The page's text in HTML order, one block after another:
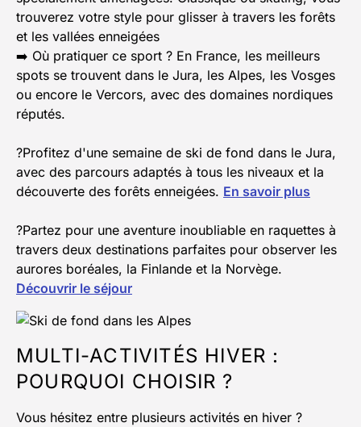
trouverez votre style pour glisser à travers les forêts
et les vallées enneigées
➡️ Où pratiquer ce sport ? En France, les meilleurs
spots se trouvent dans le Jura, les Alpes, les Vosges
ou encore le Vercors, avec des domaines nordiques
réputés.
?Profitez d'une semaine de ski de fond dans le Jura,
avec des parcours adaptés à tous les niveaux et la
découverte des forêts enneigées. En savoir plus
?Partez pour une aventure inoubliable en raquettes à
travers deux destinations parfaites pour observer les
aurores boréales, la Finlande et la Norvège.
Découvrir le séjour
MULTI-ACTIVITÉS HIVER :
POURQUOI CHOISIR ?
Vous hésitez entre plusieurs activités en hiver ?